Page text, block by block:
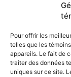
Pour offrir les
telles que les
appareils. Le fait de
traiter des données
uniques sur ce site.
Nous Suivre